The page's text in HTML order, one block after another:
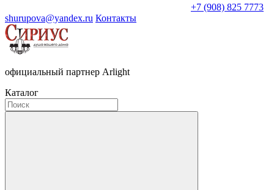
+7 (908) 825 7773
shurupova@yandex.ru Контакты
официальный партнер Arlight
Каталог